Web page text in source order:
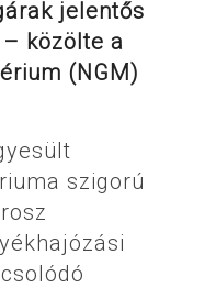
jelentős
közölte a
(NGM)
szigorú